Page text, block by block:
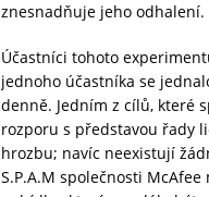
znesnadňuje jeho odhalení.
Účastníci tohoto
jednoho účastníka se
denně. Jedním z cílů, které
rozporu s představou řady
hrozbu; navíc neexistují
S.P.A.M společnosti